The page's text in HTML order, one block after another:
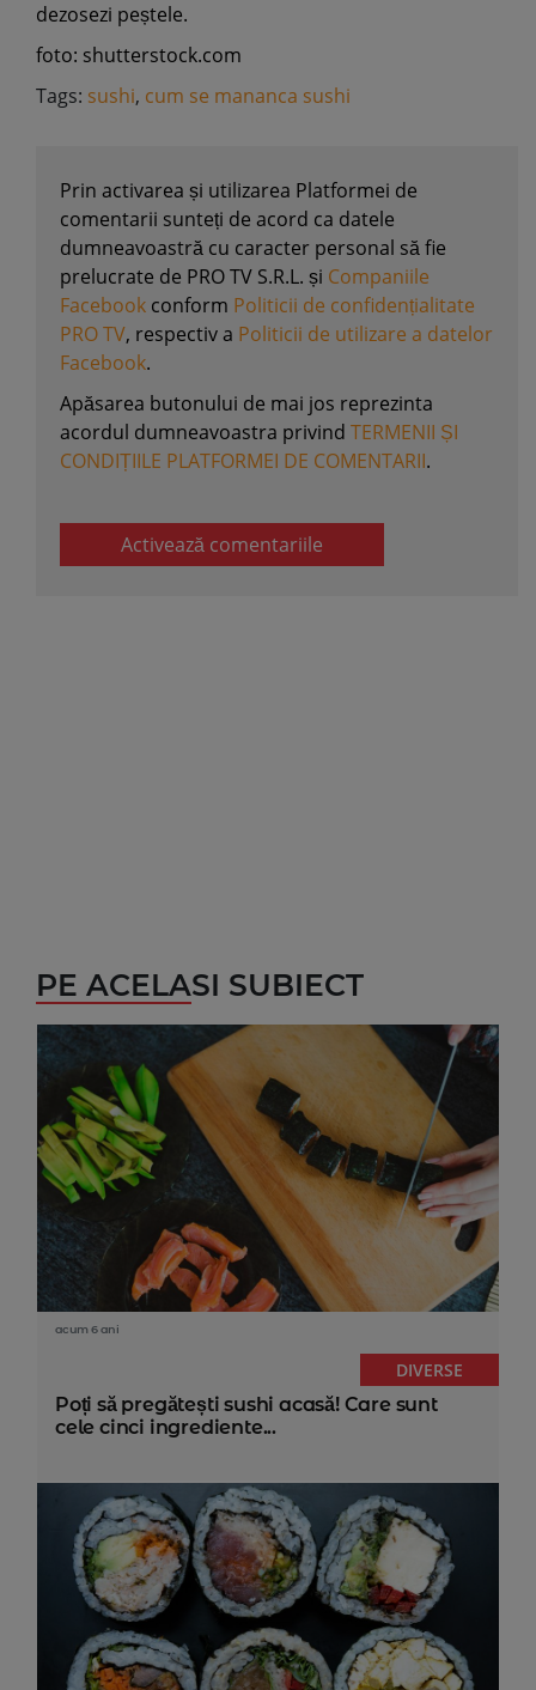
dezosezi peștele.
foto: shutterstock.com
Tags: sushi, cum se mananca sushi
Prin activarea și utilizarea Platformei de
comentarii sunteți de acord ca datele
dumneavoastră cu caracter personal să fie
prelucrate de PRO TV S.R.L. și Companiile
Facebook conform Politicii de confidențialitate
PRO TV, respectiv a Politicii de utilizare a datelor
Facebook.
Apăsarea butonului de mai jos reprezinta
acordul dumneavoastra privind TERMENII ȘI
CONDIȚIILE PLATFORMEI DE COMENTARII.
Activează comentariile
PE ACELASI SUBIECT
acum 6 ani
DIVERSE
Poți să pregătești sushi acasă! Care sunt
cele cinci ingrediente...